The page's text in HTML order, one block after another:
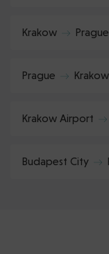
Krakow Prague
Prague Krakow
Krakow Airport
Budapest City